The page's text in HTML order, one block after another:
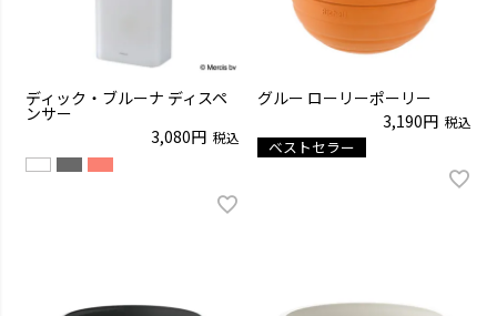
ディック・ブルーナ ディスペ
ンサー
3,080
税込
グルー ローリーポーリー
3,190
税込
ベストセラー